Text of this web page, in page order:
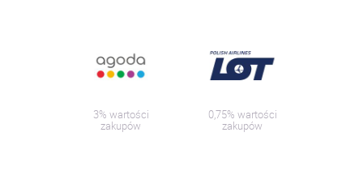
3% wartości
zakupów
0,75% wartości
zakupów